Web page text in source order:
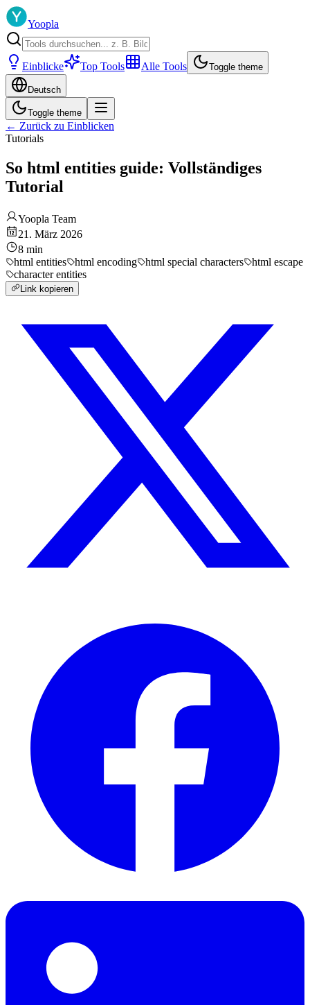
Yoopla
Einblicke Top Tools Alle Tools Toggle theme
Deutsch
Toggle theme
← Zurück zu Einblicken
Tutorials
So html entities guide: Vollständiges
Tutorial
Yoopla Team
21. März 2026
8 min
html entities
html encoding html special characters
html escape
character entities
Link kopieren